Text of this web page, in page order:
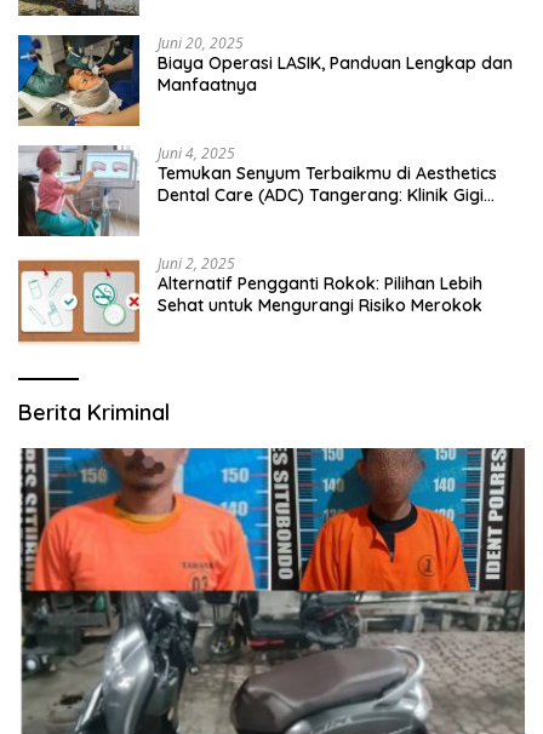
Juni 20, 2025
Biaya Operasi LASIK, Panduan Lengkap dan
Manfaatnya
Juni 4, 2025
Temukan Senyum Terbaikmu di Aesthetics
Dental Care (ADC) Tangerang: Klinik Gigi
Juni 2, 2025
Alternatif Pengganti Rokok: Pilihan Lebih
Sehat untuk Mengurangi Risiko Merokok
Berita Kriminal